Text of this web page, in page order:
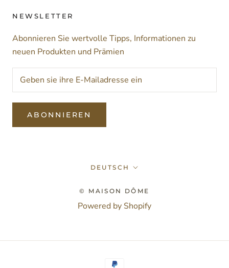
NEWSLETTER
Abonnieren Sie wertvolle Tipps, Informationen zu
neuen Produkten und Prämien
ABONNIEREN
Sprache
DEUTSCH
© MAISON DÔME
Powered by Shopify